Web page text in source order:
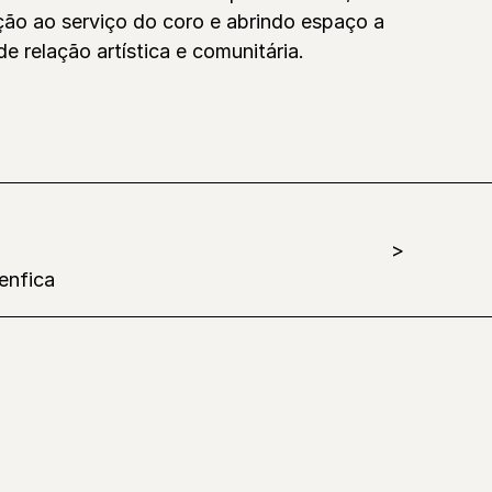
ao serviço do coro e abrindo espaço a
relação artística e comunitária.